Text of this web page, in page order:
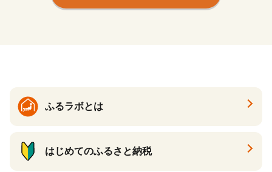
ふるラボとは
はじめてのふるさと納税